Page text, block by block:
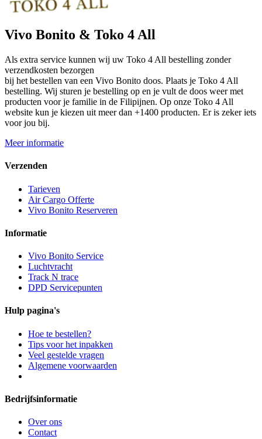
Vivo Bonito & Toko 4 All
Als extra service kunnen wij uw Toko 4 All bestelling zonder
verzendkosten bezorgen
bij het bestellen van een Vivo Bonito doos. Plaats je Toko 4 All
bestelling. Wij sturen je bestelling op en je vult de doos weer met
producten voor je familie in de Filipijnen. Op onze Toko 4 All
website kun je kiezen uit meer dan +1400 producten. Er is zeker iets
voor jou bij.
Meer informatie
Verzenden
Tarieven
Air Cargo Offerte
Vivo Bonito Reserveren
Informatie
Vivo Bonito Service
Luchtvracht
Track N trace
DPD Servicepunten
Hulp pagina's
Hoe te bestellen?
Tips voor het inpakken
Veel gestelde vragen
Algemene voorwaarden
Bedrijfsinformatie
Over ons
Contact